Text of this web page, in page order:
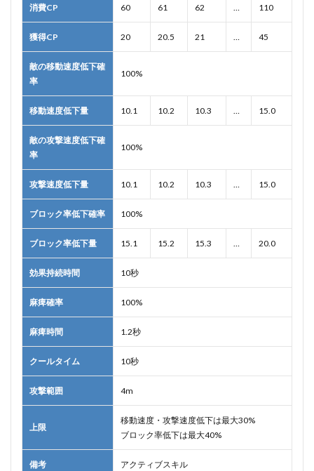
消費CP 60 61 62 … 110
獲得CP 20 20.5 21 … 45
敵の移動速度低下確
率
100%
移動速度低下量 10.1 10.2 10.3 … 15.0
敵の攻撃速度低下確
率
100%
攻撃速度低下量 10.1 10.2 10.3 … 15.0
ブロック率低下確率 100%
ブロック率低下量 15.1 15.2 15.3 … 20.0
効果持続時間 10秒
麻痺確率 100%
麻痺時間 1.2秒
クールタイム 10秒
攻撃範囲 4m
上限
移動速度・攻撃速度低下は最大30%
ブロック率低下は最大40%
備考 アクティブスキル